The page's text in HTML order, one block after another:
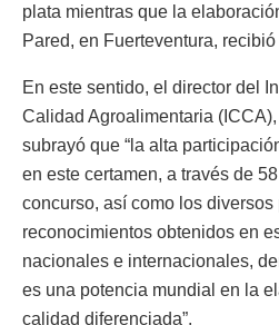
plata mientras que la
Pared, en Fuerteventura,
En este sentido, el director del
Calidad Agroalimentaria
subrayó que “la alta
en este certamen, a través de
concurso, así como los
reconocimientos obtenidos en
nacionales e internacionales,
es una potencia mundial en la
calidad diferenciada”.